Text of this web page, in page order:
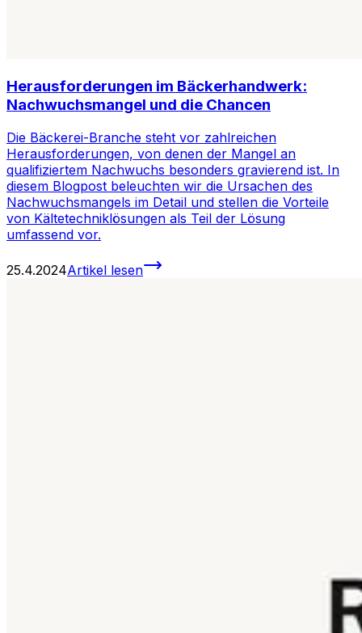
Herausforderungen im Bäckerhandwerk:
Nachwuchsmangel und die Chancen
Die Bäckerei-Branche steht vor zahlreichen
Herausforderungen, von denen der Mangel an
qualifiziertem Nachwuchs besonders gravierend ist. In
diesem Blogpost beleuchten wir die Ursachen des
Nachwuchsmangels im Detail und stellen die Vorteile
von Kältetechniklösungen als Teil der Lösung
umfassend vor.
25.4.2024Artikel lesen